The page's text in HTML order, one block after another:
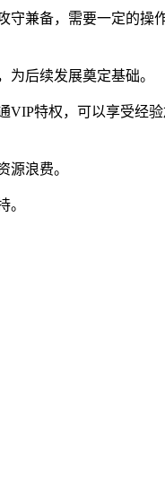
兼备，需要一定的操
后续发展奠定基础。
特权，可以享受经
源浪费。
。